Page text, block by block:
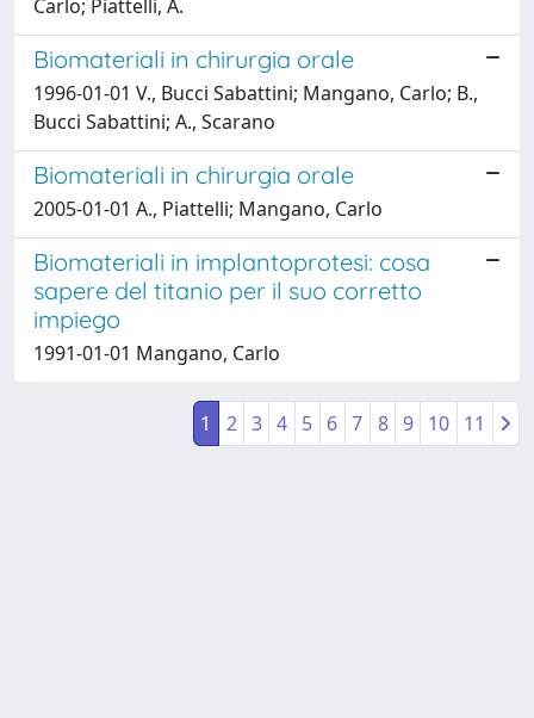
Carlo; Piattelli, A.
Biomateriali in chirurgia orale
1996-01-01 V., Bucci Sabattini; Mangano, Carlo; B.,
Bucci Sabattini; A., Scarano
Biomateriali in chirurgia orale
2005-01-01 A., Piattelli; Mangano, Carlo
Biomateriali in implantoprotesi: cosa
sapere del titanio per il suo corretto
impiego
1991-01-01 Mangano, Carlo
1 2 3 4 5 6 7 8 9 10 11